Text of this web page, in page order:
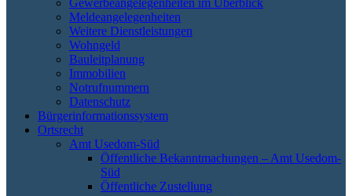
Gewerbeangelegenheiten im Überblick
Meldeangelegenheiten
Weitere Dienstleistungen
Wohngeld
Bauleitplanung
Immobilien
Notrufnummern
Datenschutz
Bürgerinformationssystem
Ortsrecht
Amt Usedom-Süd
Öffentliche Bekanntmachungen – Amt Usedom-
Süd
Öffentliche Zustellung